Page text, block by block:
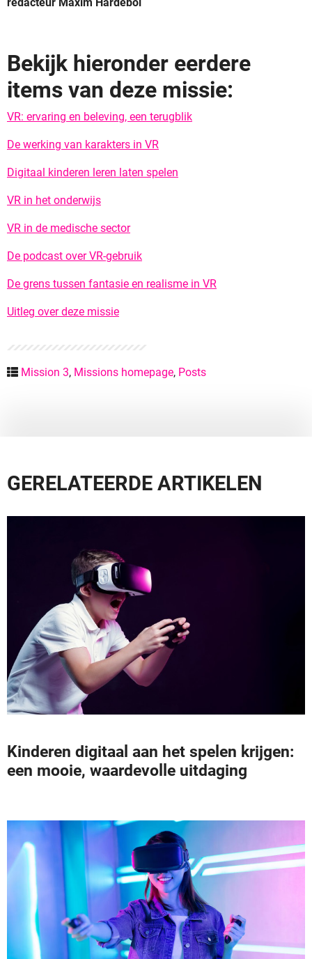
Bekijk hieronder eerdere
items van deze missie:
VR: ervaring en beleving, een terugblik
De werking van karakters in VR
Digitaal kinderen leren laten spelen
VR in het onderwijs
VR in de medische sector
De podcast over VR-gebruik
De grens tussen fantasie en realisme in VR
Uitleg over deze missie
Mission 3, Missions homepage, Posts
GERELATEERDE ARTIKELEN
Kinderen digitaal aan het spelen krijgen:
een mooie, waardevolle uitdaging